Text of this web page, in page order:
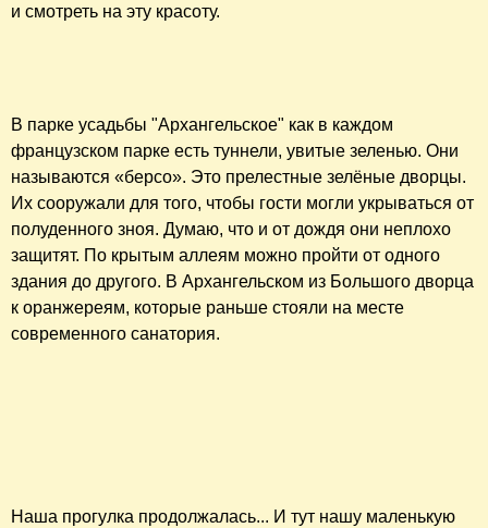
и смотреть на эту красоту.
В парке усадьбы "Архангельское" как в каждом
французском парке есть туннели, увитые зеленью. Они
называются «берсо». Это прелестные зелёные дворцы.
Их сооружали для того, чтобы гости могли укрываться от
полуденного зноя. Думаю, что и от дождя они неплохо
защитят. По крытым аллеям можно пройти от одного
здания до другого. В Архангельском из Большого дворца
к оранжереям, которые раньше стояли на месте
современного санатория.
Наша прогулка продолжалась... И тут нашу маленькую